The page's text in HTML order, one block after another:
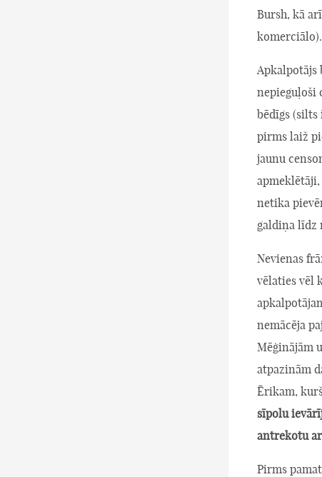
Bursh, kā
komerciālo).
Apkalpotājs
nepieguļoši
bēdīgs (silts
pirms laiž
jaunu
netika
galdiņa līdz
Nevienas
vēlaties vēl
nemācēja
Mēģinājām
atpazinām
Ērikam,
sīpolu
antrekotu
Pirms